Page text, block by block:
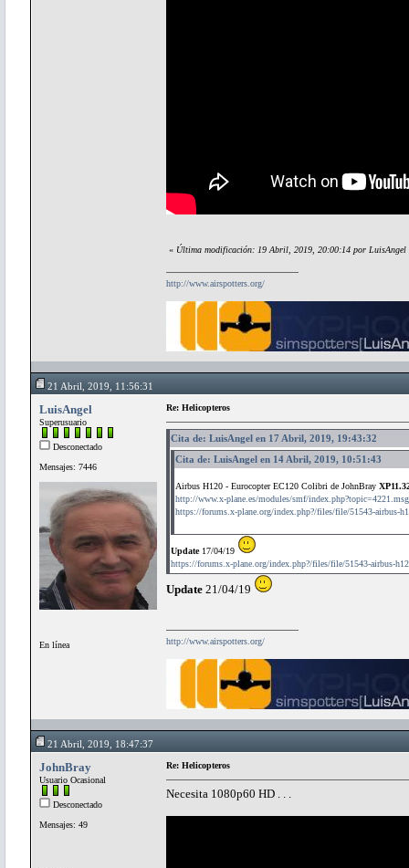
« Última modificación: 19 Abril, 2019, 20:00:14 por LuisAngel
http://www.airspotters.org/
21 Abril, 2019, 11:56:31
LuisAngel
Superusuario
Desconectado
Mensajes: 7446
En línea
Re: Helicopteros
Cita de: LuisAngel en 17 Abril, 2019, 19:43:32
Cita de: LuisAngel en 14 Abril, 2019, 10:51:43
Airbus H120 - Eurocopter EC120 Colibri de JohnBray
http://www.x-plane.es/modules/smf/
https://forums.x-plane.org/index.php?/files/file/51543-airbus-
Update 17/04/19
https://forums.x-plane.org/index.php?/files/file/51543-airbus-
Update 21/04/19
http://www.airspotters.org/
21 Abril, 2019, 18:47:37
JohnBray
Usuario Ocasional
Desconectado
Mensajes: 49
Re: Helicopteros
Necesita 1080p60 HD . . .